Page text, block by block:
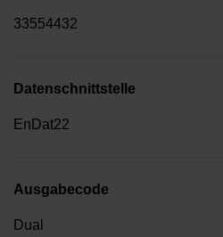
33554432
Datenschnittstelle
EnDat22
Ausgabecode
Dual